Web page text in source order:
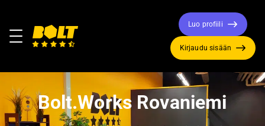
Valikko
etusivulle
Luo profiili
Kirjaudu sisään
Bolt.Works Rovaniemi